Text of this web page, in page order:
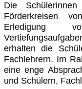
Die
Förderkreisen
Erledigung
erhalten die
Fachlehrern. Im
eine enge
und Schülern,